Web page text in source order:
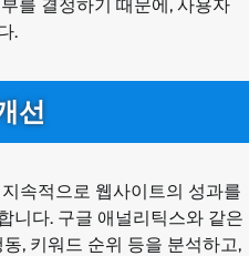
를 결정하기 때문에, 사용자
.
선
속적으로 웹사이트의 성과를
니다. 구글 애널리틱스와 같은
, 키워드 순위 등을 분석하고,